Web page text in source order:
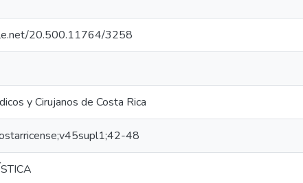
20.500.11764/3258
y Cirujanos de Costa Rica
48